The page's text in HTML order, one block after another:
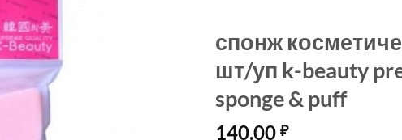
спонж
шт/уп k-beauty
sponge & puff
140.00 ₽